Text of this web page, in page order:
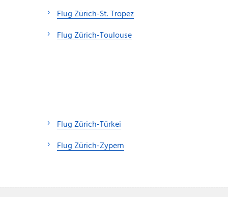
Flug Zürich-St. Tropez
Flug Zürich-Toulouse
Flug Zürich-Türkei
Flug Zürich-Zypern